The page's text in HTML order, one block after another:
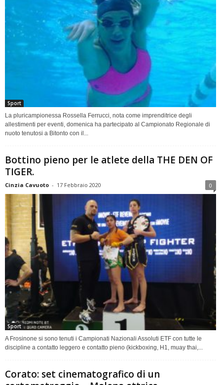
Sport
La pluricampionessa Rossella Ferrucci, nota come imprenditrice degli
allestimenti per eventi, domenica ha partecipato al Campionato Regionale di
nuoto tenutosi a Bitonto con il...
Bottino pieno per le atlete della THE DEN OF
TIGER.
Cinzia Cavuoto - 17 Febbraio 2020 0
Sport
A Frosinone si sono tenuti i Campionati Nazionali Assoluti ETF con tutte le
discipline a contatto leggero e contatto pieno (kickboxing, H1, muay thai,...
Corato: set cinematografico di un